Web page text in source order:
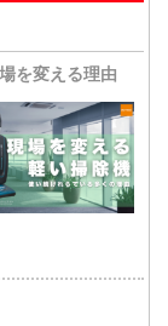
を変える理由